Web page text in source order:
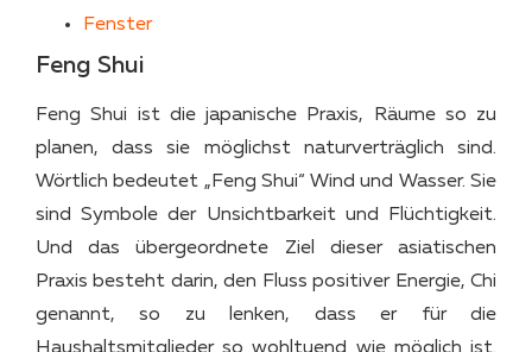
Fenster
Feng Shui
Feng Shui ist die japanische Praxis, Räume so zu
planen, dass sie möglichst naturverträglich sind.
Wörtlich bedeutet „Feng Shui“ Wind und Wasser. Sie
sind Symbole der Unsichtbarkeit und Flüchtigkeit.
Und das übergeordnete Ziel dieser asiatischen
Praxis besteht darin, den Fluss positiver Energie, Chi
genannt, so zu lenken, dass er für die
Haushaltsmitglieder so wohltuend wie möglich ist.